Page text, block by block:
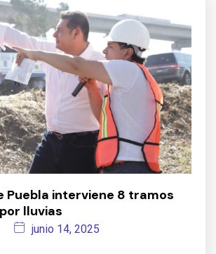
Puebla interviene 8 tramos
lluvias
junio 14, 2025